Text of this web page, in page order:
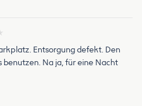
Entsorgung defekt. Den
benutzen. Na ja, für eine Nacht